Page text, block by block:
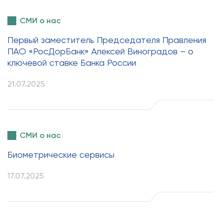
СМИ о нас
Первый заместитель Председателя Правления
ПАО «РосДорБанк» Алексей Виноградов – о
ключевой ставке Банка России
21.07.2025
СМИ о нас
Биометрические сервисы
17.07.2025